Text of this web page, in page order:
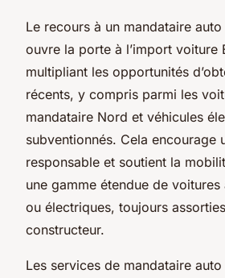
Le recours à un mandataire
ouvre la porte à l’import voiture
multipliant les opportunités
récents, y compris parmi les
mandataire Nord et véhicules
subventionnés. Cela encourage
responsable et soutient la
une gamme étendue de
ou électriques, toujours
constructeur.
Les services de mandataire